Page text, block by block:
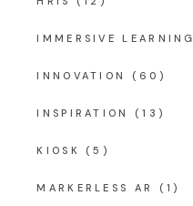
IMMERSIVE LEARNING
INNOVATION (60)
INSPIRATION (13)
KIOSK (5)
MARKERLESS AR (1)